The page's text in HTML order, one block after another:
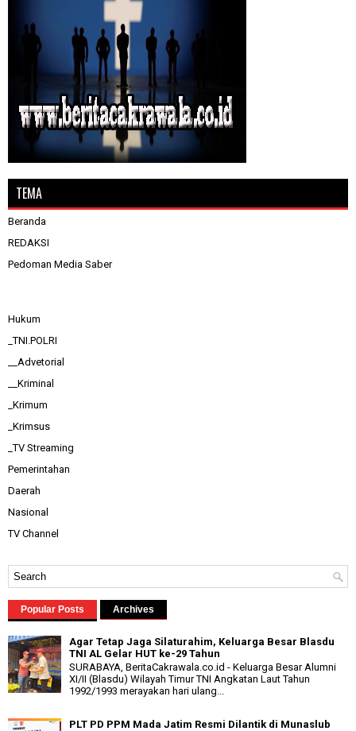
TEMA
Beranda
REDAKSI
Pedoman Media Saber
Hukum
_TNI.POLRI
__Advetorial
__Kriminal
_Krimum
_Krimsus
_TV Streaming
Pemerintahan
Daerah
Nasional
TV Channel
Popular Posts Archives
Agar Tetap Jaga Silaturahim, Keluarga Besar Blasdu
TNI AL Gelar HUT ke-29 Tahun
SURABAYA, BeritaCakrawala.co.id - Keluarga Besar Alumni
XI/II (Blasdu) Wilayah Timur TNI Angkatan Laut Tahun
1992/1993 merayakan hari ulang...
PLT PD PPM Mada Jatim Resmi Dilantik di Munaslub